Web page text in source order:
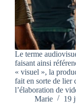
Le terme
faisant ainsi
« visuel », la
fait en sorte de lier
l’élaboration de
Marie
19